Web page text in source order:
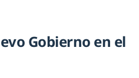
Gobierno en el